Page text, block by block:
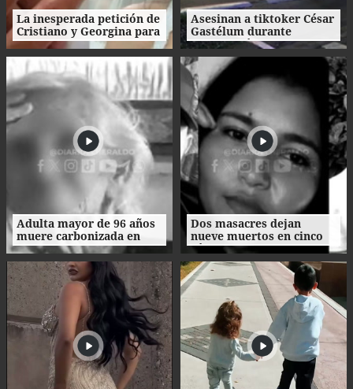
La inesperada petición de
Cristiano y Georgina para
su boda
Asesinan a tiktoker César
Gastélum durante
transmisión en vivo en
México
Adulta mayor de 96 años
muere carbonizada en
incendio en San Manuel,
Cortés
Dos masacres dejan
nueve muertos en cinco
días en el norte de
Honduras